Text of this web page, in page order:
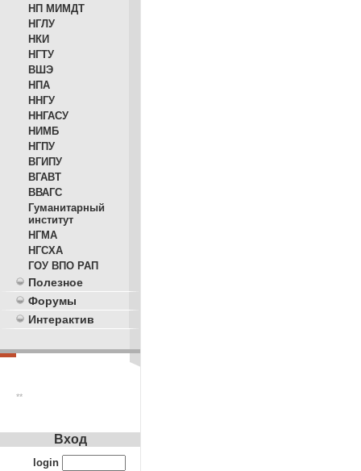
НП МИМДТ
НГЛУ
НКИ
НГТУ
ВШЭ
НПА
ННГУ
ННГАСУ
НИМБ
НГПУ
ВГИПУ
ВГАВТ
ВВАГС
Гуманитарный
институт
НГМА
НГСХА
ГОУ ВПО РАП
Полезное
Форумы
Интерактив
**
Вход
login